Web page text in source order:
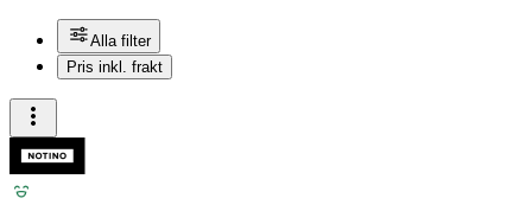
Alla filter
Pris inkl. frakt